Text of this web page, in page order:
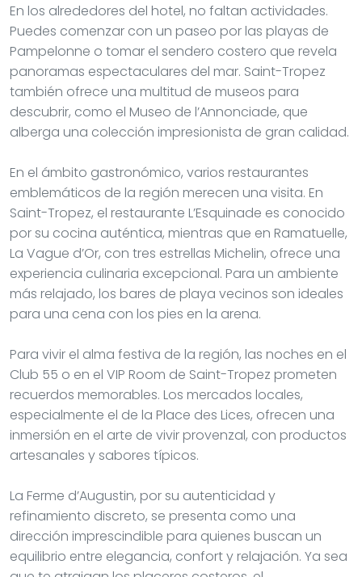
En los alrededores del hotel, no faltan actividades.
Puedes comenzar con un paseo por las playas de
Pampelonne o tomar el sendero costero que revela
panoramas espectaculares del mar. Saint-Tropez
también ofrece una multitud de museos para
descubrir, como el Museo de l’Annonciade, que
alberga una colección impresionista de gran calidad.
En el ámbito gastronómico, varios restaurantes
emblemáticos de la región merecen una visita. En
Saint-Tropez, el restaurante L’Esquinade es conocido
por su cocina auténtica, mientras que en Ramatuelle,
La Vague d’Or, con tres estrellas Michelin, ofrece una
experiencia culinaria excepcional. Para un ambiente
más relajado, los bares de playa vecinos son ideales
para una cena con los pies en la arena.
Para vivir el alma festiva de la región, las noches en el
Club 55 o en el VIP Room de Saint-Tropez prometen
recuerdos memorables. Los mercados locales,
especialmente el de la Place des Lices, ofrecen una
inmersión en el arte de vivir provenzal, con productos
artesanales y sabores típicos.
La Ferme d’Augustin, por su autenticidad y
refinamiento discreto, se presenta como una
dirección imprescindible para quienes buscan un
equilibrio entre elegancia, confort y relajación. Ya sea